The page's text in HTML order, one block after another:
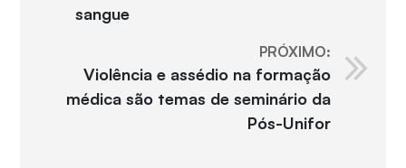
sangue
PRÓXIMO:
Violência e assédio na formação
médica são temas de seminário da
Pós-Unifor